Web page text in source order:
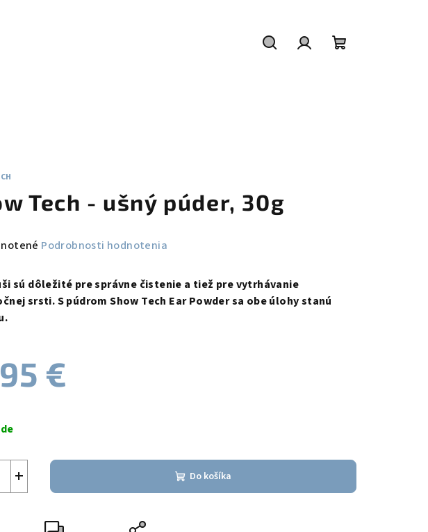
Tech - ušný púder, 30g
Podrobnosti hodnotenia
sú dôležité pre správne čistenie a tiež pre vytrhávanie
srsti.S púdrom Show Tech Ear Powder sa obe úlohy stanú
€
+ Do košíka